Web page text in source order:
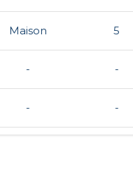
Maison 5
- -
- -